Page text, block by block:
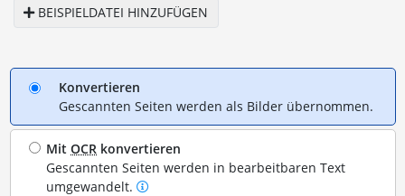
BEISPIELDATEI HINZUFÜGEN
Konvertieren
Gescannten Seiten werden als Bilder übernommen.
MitOCR konvertieren
Gescannten Seiten werden in bearbeitbaren Text
umgewandelt.